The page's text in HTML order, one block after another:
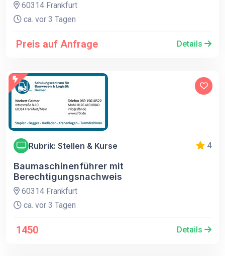
60314 Frankfurt
ca. vor 3 Tagen
Preis auf Anfrage Details
Rubrik: Stellen & Kurse 4
Baumaschinenführer mit
Berechtigungsnachweis
60314 Frankfurt
ca. vor 3 Tagen
1450 Details